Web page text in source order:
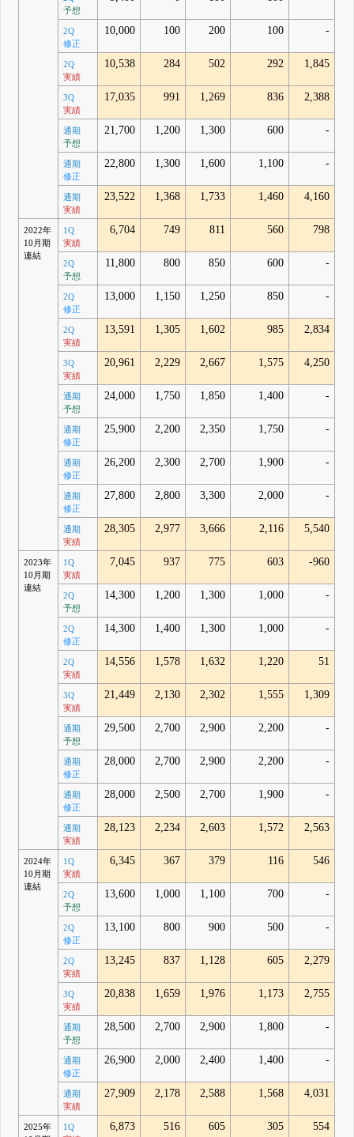
予想
2Q
修正
10,000 100 200 100 -
2Q
実績
10,538 284 502 292 1,845
3Q
実績
17,035 991 1,269 836 2,388
通期
予想
21,700 1,200 1,300 600 -
通期
修正
22,800 1,300 1,600 1,100 -
通期
実績
23,522 1,368 1,733 1,460 4,160
2022年
10月期
連結
1Q
実績
6,704 749 811 560 798
2Q
予想
11,800 800 850 600 -
2Q
修正
13,000 1,150 1,250 850 -
2Q
実績
13,591 1,305 1,602 985 2,834
3Q
実績
20,961 2,229 2,667 1,575 4,250
通期
予想
24,000 1,750 1,850 1,400 -
通期
修正
25,900 2,200 2,350 1,750 -
通期
修正
26,200 2,300 2,700 1,900 -
通期
修正
27,800 2,800 3,300 2,000 -
通期
実績
28,305 2,977 3,666 2,116 5,540
2023年
10月期
連結
1Q
実績
7,045 937 775 603 -960
2Q
予想
14,300 1,200 1,300 1,000 -
2Q
修正
14,300 1,400 1,300 1,000 -
2Q
実績
14,556 1,578 1,632 1,220 51
3Q
実績
21,449 2,130 2,302 1,555 1,309
通期
予想
29,500 2,700 2,900 2,200 -
通期
修正
28,000 2,700 2,900 2,200 -
通期
修正
28,000 2,500 2,700 1,900 -
通期
実績
28,123 2,234 2,603 1,572 2,563
2024年
10月期
連結
1Q
実績
6,345 367 379 116 546
2Q
予想
13,600 1,000 1,100 700 -
2Q
修正
13,100 800 900 500 -
2Q
実績
13,245 837 1,128 605 2,279
3Q
実績
20,838 1,659 1,976 1,173 2,755
通期
予想
28,500 2,700 2,900 1,800 -
通期
修正
26,900 2,000 2,400 1,400 -
通期
実績
27,909 2,178 2,588 1,568 4,031
2025年
1Q
6,873 516 605 305 554